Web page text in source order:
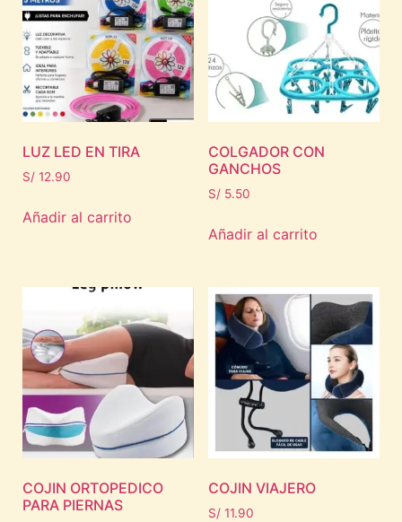
LUZ LED EN TIRA
S/ 12.90
Añadir al carrito
COLGADOR CON
GANCHOS
S/5.50
Añadir al carrito
COJIN ORTOPEDICO
PARA PIERNAS
COJIN VIAJERO
S/11.90